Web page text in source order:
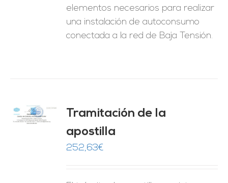
elementos necesarios para realizar
una instalación de autoconsumo
conectada a la red de Baja Tensión.
Tramitación de la
apostilla
252,63€